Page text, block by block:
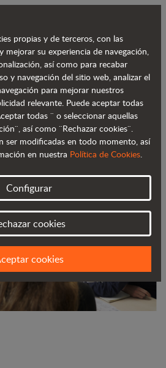
Volver al blog
para un
sostenible
propias y de terceros, con las
mejorar su experiencia de navegación,
así como para recabar
y navegación del sitio web, analizar el
para mejorar nuestros
relevante. Puede aceptar todas
todas ¨ o seleccionar aquellas
así como ¨Rechazar cookies¨.
ser modificadas en todo momento, así
en nuestra Política de Cookies.
Configurar
cookies
cookies